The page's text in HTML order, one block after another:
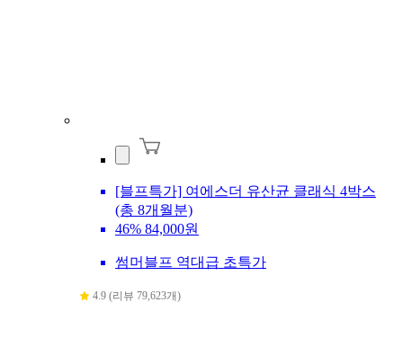
[블프특가] 여에스더 유산균 클래식 4박스
(총 8개월분)
46% 84,000원
썸머블프 역대급 초특가
4.9 (리뷰 79,623개)